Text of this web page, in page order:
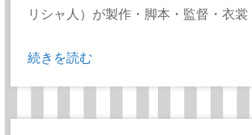
リシャ人）が製作・脚本・監督・衣裳
続きを読む